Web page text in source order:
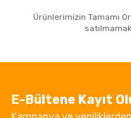
Ürünlerimizin Tamamı
E-Bültene Kayıt